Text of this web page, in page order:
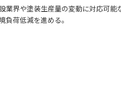
業界や塗装生産量の変動に対応可能
負荷低減を進める。